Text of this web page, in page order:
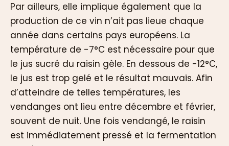
Par ailleurs, elle implique également que la
production de ce vin n’ait pas lieue chaque
année dans certains pays européens. La
température de -7°C est nécessaire pour que
le jus sucré du raisin gèle. En dessous de -12°C,
le jus est trop gelé et le résultat mauvais. Afin
d’atteindre de telles températures, les
vendanges ont lieu entre décembre et février,
souvent de nuit. Une fois vendangé, le raisin
est immédiatement pressé et la fermentation